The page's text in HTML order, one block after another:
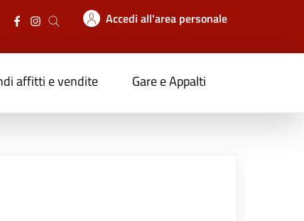
Accedi all'area personale
affitti e vendite Gare e Appalti